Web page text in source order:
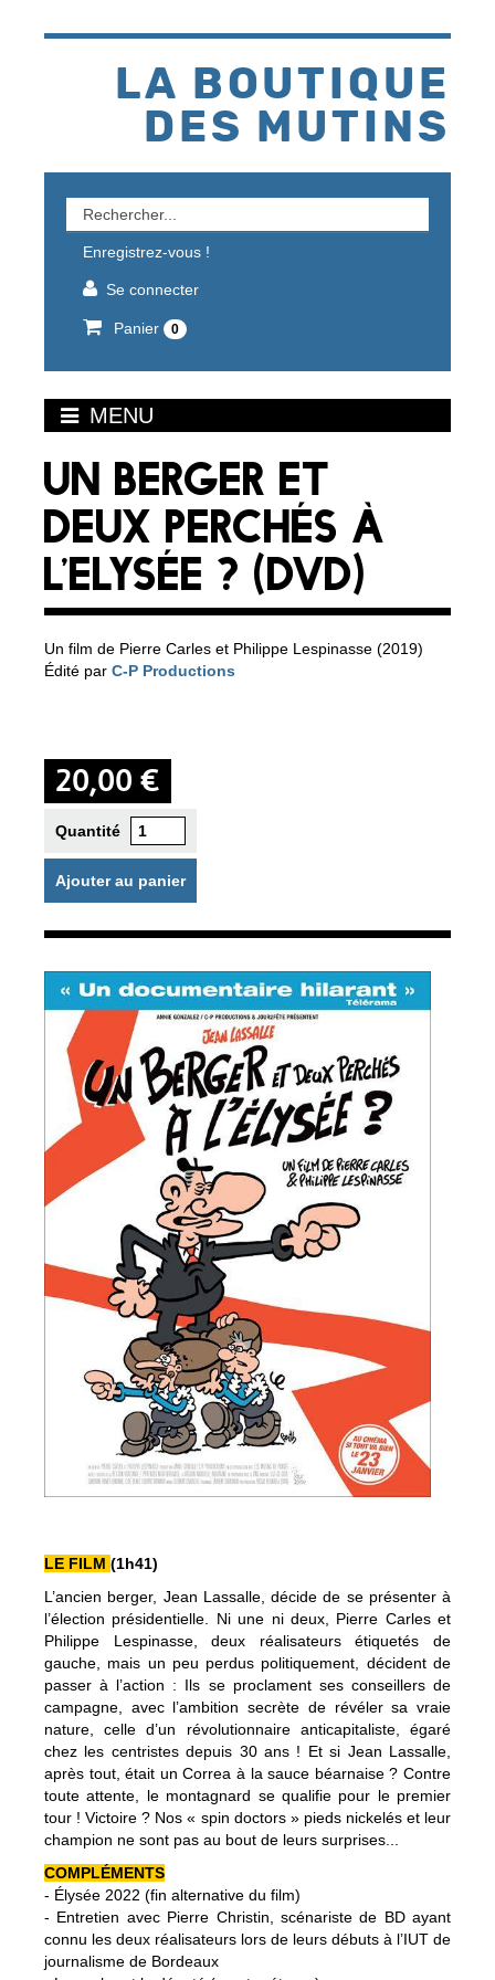
LA BOUTIQUE
DES MUTINS
Rechercher
un
produit
Enregistrez-vous !
Se connecter
Panier 0
MENU
UN BERGER ET
DEUX PERCHÉS À
L'ELYSÉE ? (DVD)
Un film de Pierre Carles et Philippe Lespinasse (2019)
Édité par C-P Productions
20,00 €
Quantité
Ajouter au panier
LE FILM (1h41)
L’ancien berger, Jean Lassalle, décide de se présenter à
l’élection présidentielle. Ni une ni deux, Pierre Carles et
Philippe Lespinasse, deux réalisateurs étiquetés de
gauche, mais un peu perdus politiquement, décident de
passer à l’action : Ils se proclament ses conseillers de
campagne, avec l’ambition secrète de révéler sa vraie
nature, celle d’un révolutionnaire anticapitaliste, égaré
chez les centristes depuis 30 ans ! Et si Jean Lassalle,
après tout, était un Correa à la sauce béarnaise ? Contre
toute attente, le montagnard se qualifie pour le premier
tour ! Victoire ? Nos « spin doctors » pieds nickelés et leur
champion ne sont pas au bout de leurs surprises...
COMPLÉMENTS
- Élysée 2022 (fin alternative du film)
- Entretien avec Pierre Christin, scénariste de BD ayant
connu les deux réalisateurs lors de leurs débuts à l’IUT de
journalisme de Bordeaux